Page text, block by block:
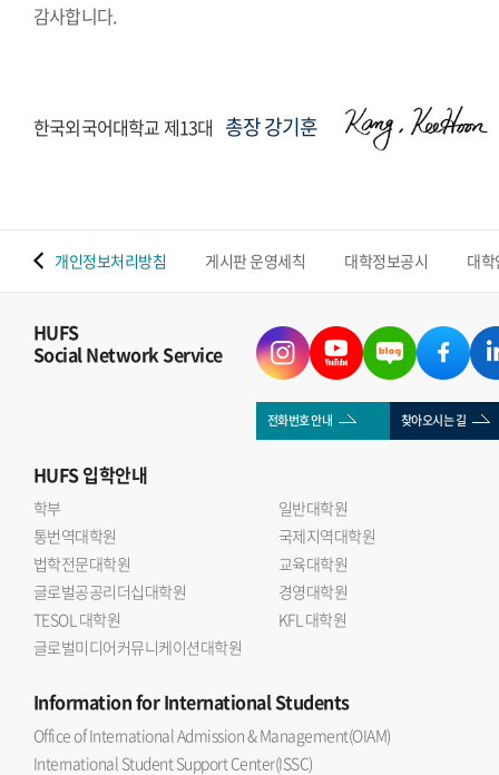
감사합니다.
한국외국어대학교 제13대 총장 강기훈
개인정보처리방침 게시판 운영세칙 대학정보공시 대
HUFS
Social Network Service
전화번호 안내 찾아오시는 길
HUFS입학안내
학부
일반대학원
통번역대학원
국제지역대학원
법학전문대학원
교육대학원
글로벌공공리더십대학원
경영대학원
TESOL 대학원
KFL 대학원
글로벌미디어커뮤니케이션대학원
Informationfor International Students
Office of International Admission & Management(OIAM)
International Student Support Center(ISSC)